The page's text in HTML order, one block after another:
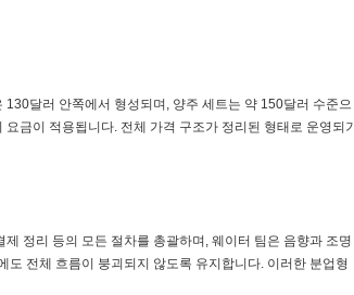
달러 안쪽에서 형성되며, 양주 세트는 약 150달러 수준으
금이 적용됩니다. 전체 가격 구조가 정리된 형태로 운영되기
정리 등의 모든 절차를 총괄하며, 웨이터 팀은 음향과 조명
전체 흐름이 붕괴되지 않도록 유지합니다. 이러한 분업형